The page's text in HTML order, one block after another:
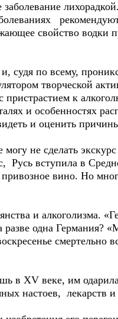
лихорадкой.
свойство водки
судя по всему,
творческой
пристрастием к
и особенностях
и оценить
не сделать
Русь вступила в
вино. Но
и алкоголизма.
одна Германия?
смертельно
в ХV веке, им
настоев, лекарств